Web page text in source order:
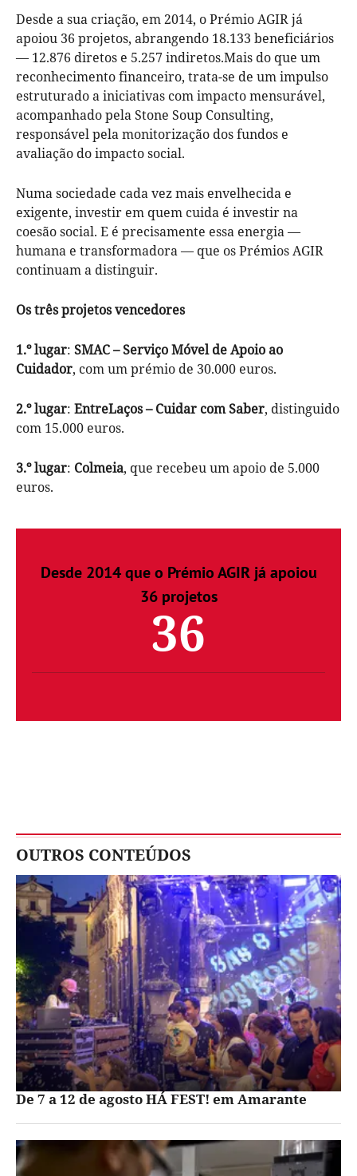
Desde a sua criação, em 2014, o Prémio AGIR já
apoiou 36 projetos, abrangendo 18.133 beneficiários
— 12.876 diretos e 5.257 indiretos.Mais do que um
reconhecimento financeiro, trata-se de um impulso
estruturado a iniciativas com impacto mensurável,
acompanhado pela Stone Soup Consulting,
responsável pela monitorização dos fundos e
avaliação do impacto social.
Numa sociedade cada vez mais envelhecida e
exigente, investir em quem cuida é investir na
coesão social. E é precisamente essa energia —
humana e transformadora — que os Prémios AGIR
continuam a distinguir.
Os três projetos vencedores
1.º lugar: SMAC – Serviço Móvel de Apoio ao
Cuidador, com um prémio de 30.000 euros.
2.º lugar: EntreLaços – Cuidar com Saber, distinguido
com 15.000 euros.
3.º lugar: Colmeia, que recebeu um apoio de 5.000
euros.
Desde 2014 que o Prémio AGIR já apoiou
36 projetos
36
OUTROS CONTEÚDOS
De 7 a 12 de agosto HÁ FEST! em Amarante